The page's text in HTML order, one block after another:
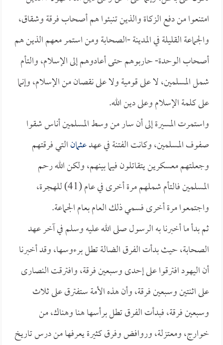
امتنعوا من دفع الزكاة والذين تنبئوا هم أصحاب فرقة وشقاق،
والجماعة القليلة في المدينة -الصحابة ومن استمر معهم الذين هم
أصحاب الوحدة- حاربوهم حتى أعادوهم إلى الإسلام، والتأم
شمل المسلمين، لا على قومية ولا على نقصان من الإسلام، وإنما
على كلمة الإسلام وعلى دين الله.
واستمرت المسيرة إلى أن سار من وسط المسلمين أناس شقوا
صفوف المسلمين، وكانت الفتنة في عهدعثمانالتي فرقتهم
وجعلتهم معسكرين يتقاتلون فيما بينهم، ولكن الله رحم
المسلمين فالتأم شملهم مرة أخرى في عام (41) للهجرة،
واجتمعوا مرة أخرى فسمي ذلك العام بعام الجماعة.
ثم بدأ ما أخبرنا به الرسول صلى الله عليه وسلم في آخر عهد
الصحابة، حيث بدأت الفرق الضالة تطل برءوسها، وقد أخبرنا
أن اليهود افترقوا على إحدى وسبعين فرقة، وافترقت النصارى
على اثنتين وسبعين فرقة، وأن هذه الأمة ستفترق على ثلاث
وسبعين فرقة، فبدأت الفرق تطل برأسها هنا وهناك، من
خوارج، ومعتزلة، وروافض وفرق كثيرة يعرفها من درس تاريخ